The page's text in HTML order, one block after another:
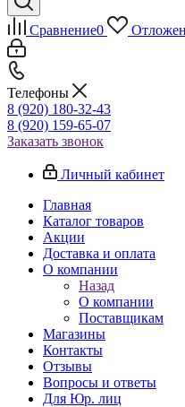
Сравнение0
Телефоны
8 (920) 180-32-43
8 (920) 159-65-07
Заказать звонок
Личный кабинет
Главная
Каталог товаров
Акции
Доставка и оплата
О компании
Назад
О компании
Поставщикам
Магазины
Контакты
Отзывы
Вопросы и ответы
Для Юр. лиц